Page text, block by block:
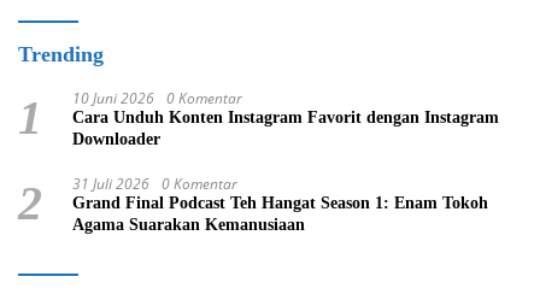
Trending
1 10 Juni 2026 0 Komentar
Cara Unduh Konten Instagram Favorit dengan Instagram
Downloader
2 31 Juli 2026 0 Komentar
Grand Final Podcast Teh Hangat Season 1: Enam Tokoh
Agama Suarakan Kemanusiaan